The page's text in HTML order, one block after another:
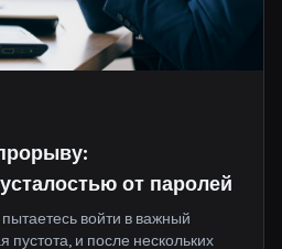
от паролей
войти в важный
пустота, и после нескольких